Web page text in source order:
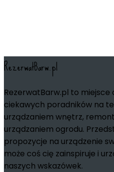
RezerwatBarw.pl
RezerwatBarw.pl to miejsce
ciekawych poradników na
urządzaniem wnętrz,
urządzaniem ogrodu.
propozycje na urządzenie
może coś cię zainspiruje i
naszych wskazówek.